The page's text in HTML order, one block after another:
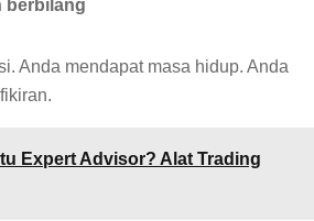
berbilang
Anda mendapat masa hidup. Anda
Expert Advisor? Alat Trading